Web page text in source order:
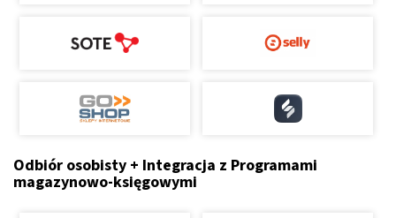
Odbiór osobisty + Integracja z Programami
magazynowo-księgowymi